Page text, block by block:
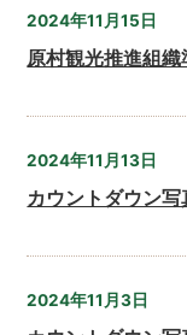
2024年11月15日
原村観光推進組
2024年11月13日
カウントダウン写
2024年11月3日